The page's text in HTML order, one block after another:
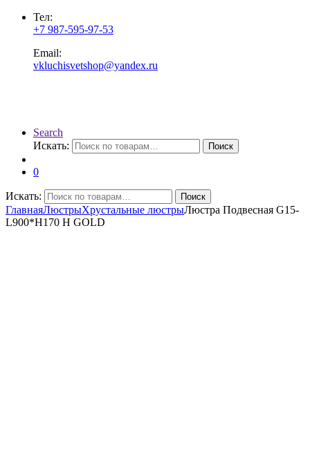
Тел:
+7 987-595-97-53
Email:
vkluchisvetshop@yandex.ru
Search
Искать:
Поиск
0
Искать: Поиск
ГлавнаяЛюстрыХрустальные люстрыЛюстра Подвесная G15-
L900*H170 H GOLD